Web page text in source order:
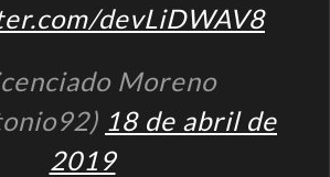
devLiDWAV8
Moreno
18 de abril de
2019